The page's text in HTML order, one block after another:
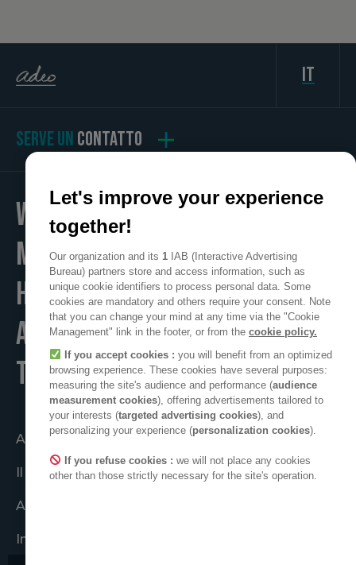
it
SERVE UNCONTATTO
WE
MAKE
HOME
A POSITIVE PLACE
TO LIVE
Agire insieme
Il gruppo ADEO
ADEO nel mondo
Impegni etici
Let's improve your experience
together!
Our organization and its 1 IAB (Interactive Advertising
Bureau) partners store and access information, such as
unique cookie identifiers to process personal data. Some
cookies are mandatory and others require your consent. Note
that you can change your mind at any time via the "Cookie
Management" link in the footer, or from the cookie policy.
If you accept cookies : you will benefit from an optimized
browsing experience. These cookies have several purposes:
measuring the site's audience and performance (audience
measurement cookies), offering advertisements tailored to
your interests (targeted advertising cookies), and
personalizing your experience (personalization cookies).
If you refuse cookies : we will not place any cookies
other than those strictly necessary for the site's operation.